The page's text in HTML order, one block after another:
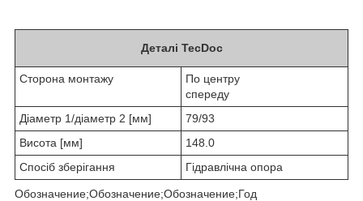
Деталі TecDoc
Сторона монтажу
По центру
спереду
Діаметр 1/діаметр 2 [мм]
79/93
Висота [мм]
148.0
Спосіб зберігання
Гідравлічна опора
Обозначение;Обозначение;Обозначение;Год